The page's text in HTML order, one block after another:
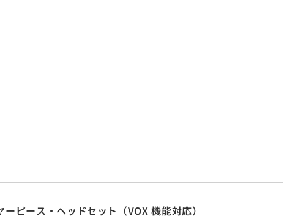
ピース・ヘッドセット（VOX 機能対応）